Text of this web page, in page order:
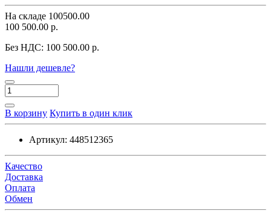
На складе 100500.00
100 500.00 р.
Без НДС: 100 500.00 р.
Нашли дешевле?
В корзину Купить в один клик
Артикул: 448512365
Качество
Доставка
Оплата
Обмен